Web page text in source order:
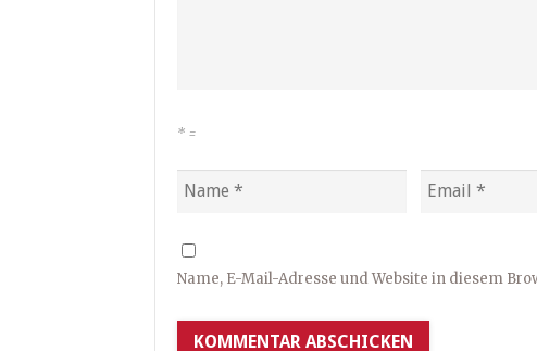
* =
Name, E-Mail-Adresse und Website in diesem